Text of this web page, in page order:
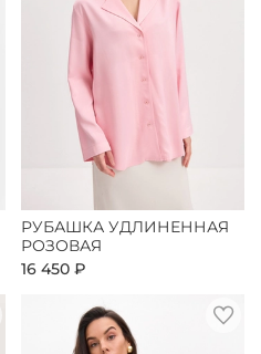
РУБАШКА УДЛИНЕННАЯ
РОЗОВАЯ
16 450 ₽